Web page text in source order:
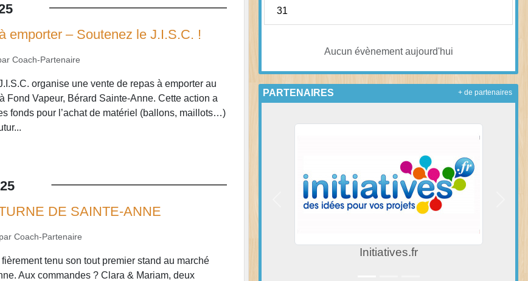
emporter – Soutenez le J.I.S.C. !
Coach-Partenaire
organise une vente de repas à emporter au
Fond Vapeur, Bérard Sainte-Anne. Cette action a
fonds pour l’achat de matériel (ballons, maillots…)
DE SAINTE-ANNE
par Coach-Partenaire
tenu son tout premier stand au marché
Aux commandes ? Clara & Mariam, deux
31
Aucun évènement aujourd'hui
PARTENAIRES
Capès Dolé
Précedent
+ de partenaires